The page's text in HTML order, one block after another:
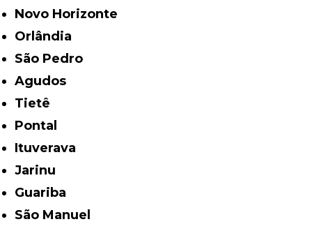
Novo Horizonte
Orlândia
São Pedro
Agudos
Tietê
Pontal
Ituverava
Jarinu
Guariba
São Manuel